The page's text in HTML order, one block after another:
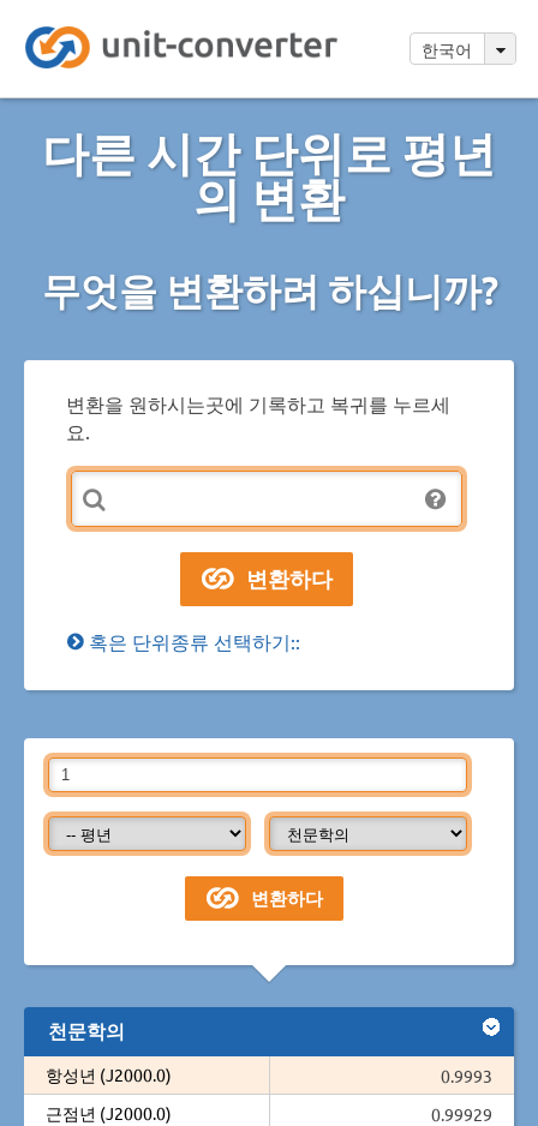
한국어
다른 시간 단위로 평년
의 변환
무엇을 변환하려 하십니까?
변환을 원하시는곳에 기록하고 복귀를 누르세
요.
혹은 단위종류 선택하기::
천문학의
항성년 (J2000.0)
0.9993
근점년 (J2000.0)
0.99929